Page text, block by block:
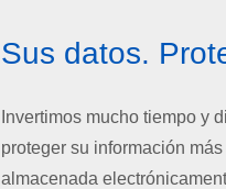
Sus datos.
Invertimos mucho tiempo y
proteger su información
almacenada